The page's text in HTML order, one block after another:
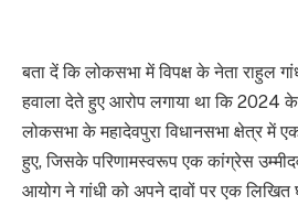
बता दें कि लोकसभा में विपक्ष के नेता राहुल
हवाला देते हुए आरोप लगाया था कि 2024
लोकसभा के महादेवपुरा विधानसभा क्षेत्र में
हुए, जिसके परिणामस्वरूप एक कांग्रेस
आयोग ने गांधी को अपने दावों पर एक लिखित